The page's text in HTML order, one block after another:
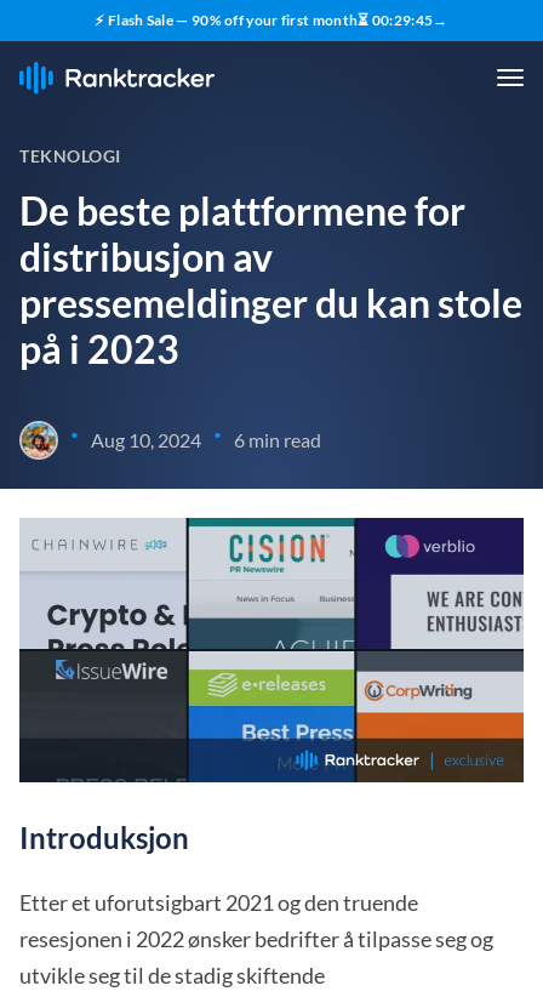
⚡ Flash Sale — 90% off your first month⏳ 00:29:44→
TEKNOLOGI
De beste plattformene for
distribusjon av
pressemeldinger du kan stole
på i 2023
• Aug 10, 2024 • 6 min read
Introduksjon
Etter et uforutsigbart 2021 og den truende
resesjonen i 2022 ønsker bedrifter å tilpasse seg og
utvikle seg til de stadig skiftende